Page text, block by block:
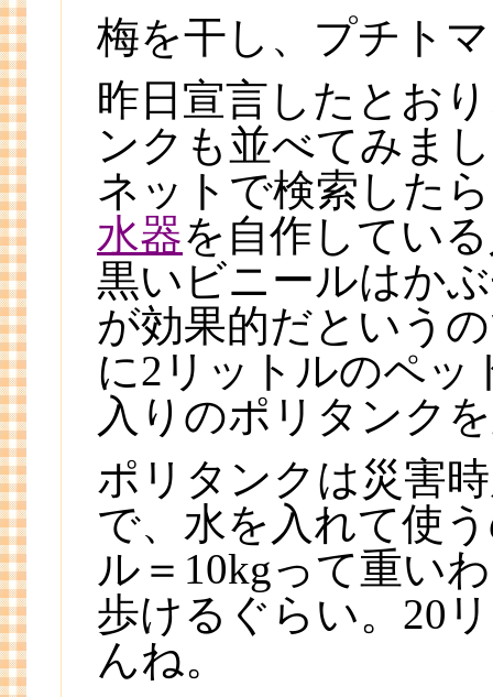
梅を干し、プチト
昨日宣言したとお
ンクも並べてみま
ネットで検索した
水器を自作してい
黒いビニールはか
が効果的だという
に2リットルのペッ
入りのポリタンク
ポリタンクは災害
で、水を入れて使
ル＝10kgって重い
歩けるぐらい。20
んね。